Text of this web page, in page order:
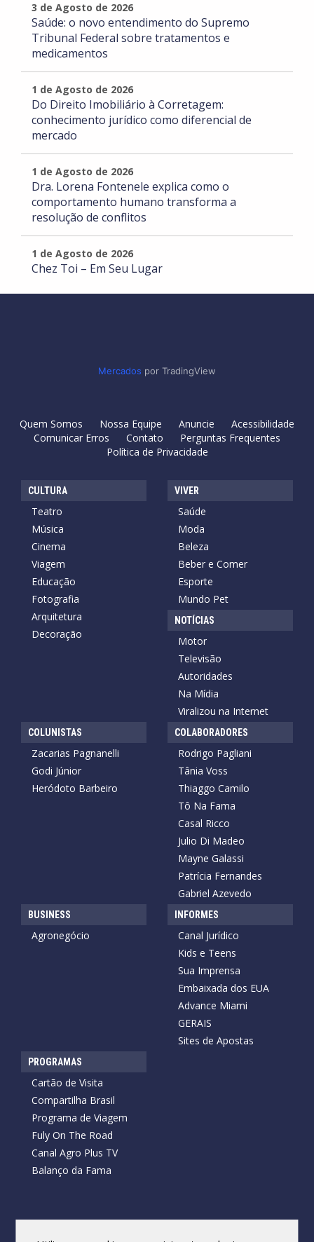
3 de Agosto de 2026
Saúde: o novo entendimento do Supremo
Tribunal Federal sobre tratamentos e
medicamentos
1 de Agosto de 2026
Do Direito Imobiliário à Corretagem:
conhecimento jurídico como diferencial de
mercado
1 de Agosto de 2026
Dra. Lorena Fontenele explica como o
comportamento humano transforma a
resolução de conflitos
1 de Agosto de 2026
Chez Toi – Em Seu Lugar
Mercados por TradingView
Quem Somos Nossa Equipe Anuncie
Acessibilidade
Comunicar Erros
Contato
Perguntas Frequentes
Política de Privacidade
CULTURA
Teatro
Música
Cinema
Viagem
Educação
Fotografia
Arquitetura
Decoração
VIVER
Saúde
Moda
Beleza
Beber e Comer
Esporte
Mundo Pet
NOTÍCIAS
Motor
Televisão
Autoridades
Na Mídia
Viralizou na Internet
COLUNISTAS
Zacarias Pagnanelli
Godi Júnior
Heródoto Barbeiro
COLABORADORES
Rodrigo Pagliani
Tânia Voss
Thiaggo Camilo
Tô Na Fama
Casal Ricco
Julio Di Madeo
Mayne Galassi
Patrícia Fernandes
Gabriel Azevedo
BUSINESS
Agronegócio
INFORMES
Canal Jurídico
Kids e Teens
Sua Imprensa
Embaixada dos EUA
Advance Miami
GERAIS
Sites de Apostas
PROGRAMAS
Cartão de Visita
Compartilha Brasil
Programa de Viagem
Fuly On The Road
Canal Agro Plus TV
Balanço da Fama